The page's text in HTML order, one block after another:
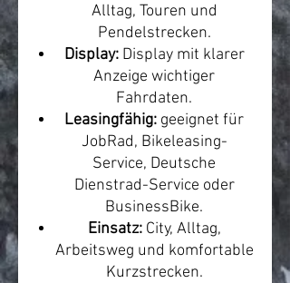
Alltag, Touren und
Pendelstrecken.
Display:Display mit klarer
Anzeige wichtiger
Fahrdaten.
Leasingfähig: geeignet für
JobRad, Bikeleasing-
Service, Deutsche
Dienstrad-Service oder
BusinessBike.
Einsatz:City, Alltag,
Arbeitsweg und komfortable
Kurzstrecken.